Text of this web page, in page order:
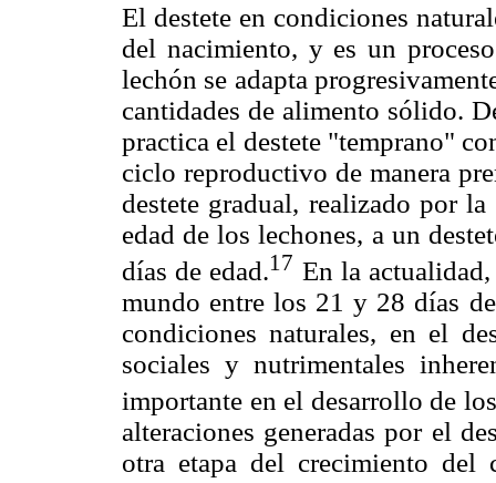
El destete en condiciones
del nacimiento, y es un
lechón se adapta
cantidades de alimento sólido.
practica el destete "temprano"
ciclo reproductivo de manera
destete gradual, realizado por
edad de los lechones, a un
días de edad.17 En la
mundo entre los 21 y 28 días
condiciones naturales, en el
sociales y nutrimentales
importante en el desarrollo de
alteraciones generadas por el
otra etapa del crecimiento